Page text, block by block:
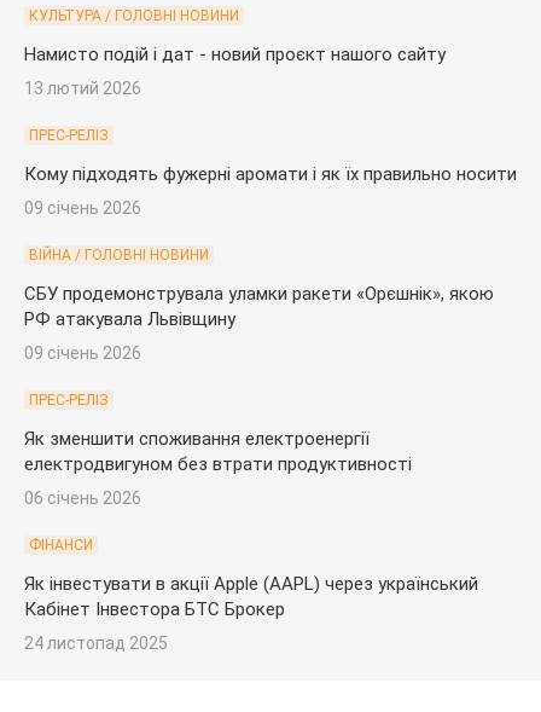
КУЛЬТУРА / ГОЛОВНІ НОВИНИ
Намисто подій і дат - новий проєкт нашого сайту
13 лютий 2026
ПРЕС-РЕЛІЗ
Кому підходять фужерні аромати і як їх правильно носити
09 січень 2026
ВІЙНА / ГОЛОВНІ НОВИНИ
СБУ продемонструвала уламки ракети «Орєшнік», якою
РФ атакувала Львівщину
09 січень 2026
ПРЕС-РЕЛІЗ
Як зменшити споживання електроенергії
електродвигуном без втрати продуктивності
06 січень 2026
ФІНАНСИ
Як інвестувати в акції Apple (AAPL) через український
Кабінет Інвестора БТС Брокер
24 листопад 2025